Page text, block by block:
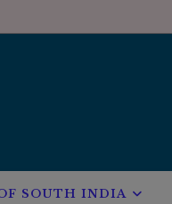
SOUTH INDIA